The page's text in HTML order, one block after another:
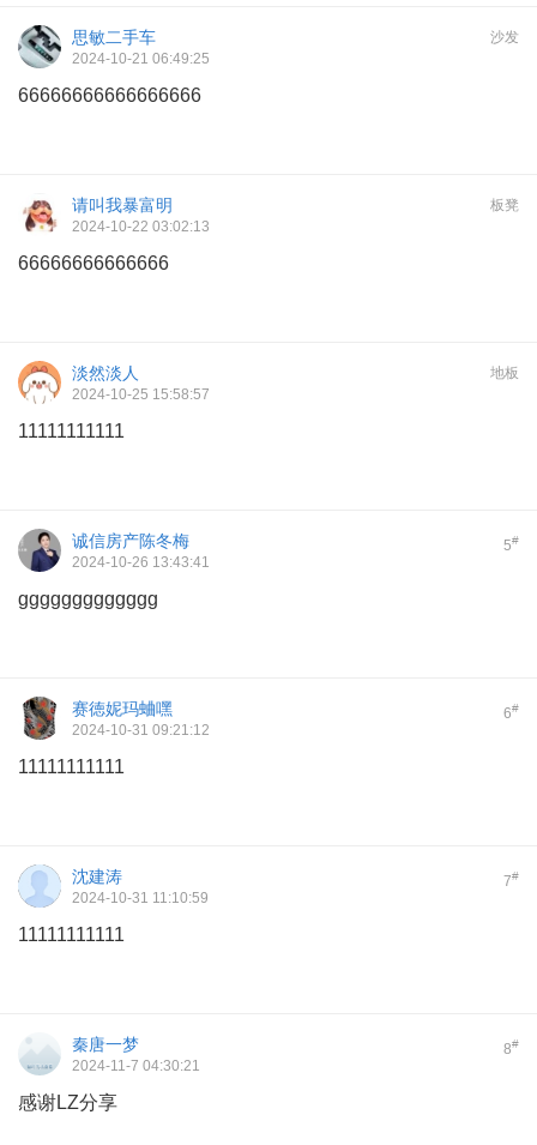
沙发
思敏二手车
2024-10-21 06:49:25
66666666666666666
板凳
请叫我暴富明
2024-10-22 03:02:13
66666666666666
地板
淡然淡人
2024-10-25 15:58:57
11111111111
5#
诚信房产陈冬梅
2024-10-26 13:43:41
ggggggggggggg
6#
赛徳妮玛蛐嘿
2024-10-31 09:21:12
11111111111
7#
沈建涛
2024-10-31 11:10:59
11111111111
8#
秦唐一梦
2024-11-7 04:30:21
感谢LZ分享